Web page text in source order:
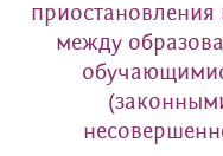
между